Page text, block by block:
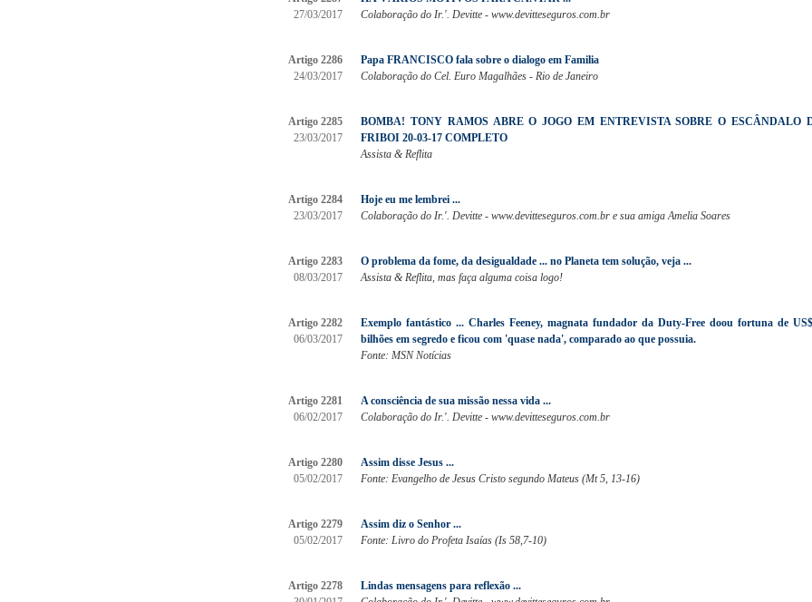
27/03/2017
Colaboração do Ir.'. Devitte - www.devitteseguros.com.br
Artigo 2286
24/03/2017
Papa FRANCISCO fala sobre o dialogo em Familia
Colaboração do Cel. Euro Magalhães - Rio de Janeiro
Artigo 2285
23/03/2017
BOMBA! TONY RAMOS ABRE O JOGO EM ENTREVISTA SOBRE O ESCÂNDALO
FRIBOI 20-03-17 COMPLETO
Assista & Reflita
Artigo 2284
23/03/2017
Hoje eu me lembrei ...
Colaboração do Ir.'. Devitte - www.devitteseguros.com.br e sua amiga Amelia Soares
Artigo 2283
08/03/2017
O problema da fome, da desigualdade ... no Planeta tem solução, veja ...
Assista & Reflita, mas faça alguma coisa logo!
Artigo 2282
06/03/2017
Exemplo fantástico ... Charles Feeney, magnata fundador da Duty-Free doou fortuna de
bilhões em segredo e ficou com 'quase nada', comparado ao que possuia.
Fonte: MSN Notícias
Artigo 2281
06/02/2017
A consciência de sua missão nessa vida ...
Colaboração do Ir.'. Devitte - www.devitteseguros.com.br
Artigo 2280
05/02/2017
Assim disse Jesus ...
Fonte: Evangelho de Jesus Cristo segundo Mateus (Mt 5, 13-16)
Artigo 2279
05/02/2017
Assim diz o Senhor ...
Fonte: Livro do Profeta Isaías (Is 58,7-10)
Artigo 2278
Lindas mensagens para reflexão ...